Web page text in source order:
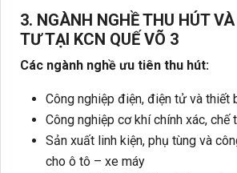
3. NGÀNH NGHỀ THU HÚT
TƯ TẠI KCN QUẾ VÕ 3
Các ngành nghề ưu tiên thu hút:
Công nghiệp điện, điện tử và thiết
Công nghiệp cơ khí chính xác, chế
Sản xuất linh kiện, phụ tùng và
cho ô tô – xe máy